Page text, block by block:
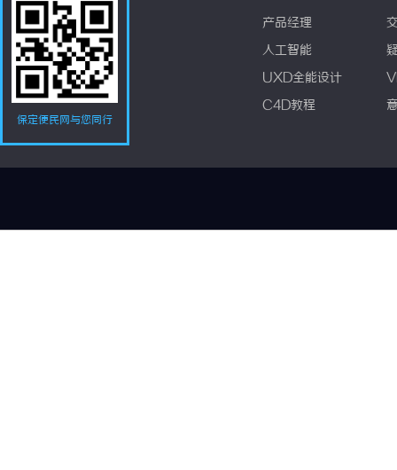
保定便民网与您同行
产品经理
人工智能
UXD全能设计
C4D教程